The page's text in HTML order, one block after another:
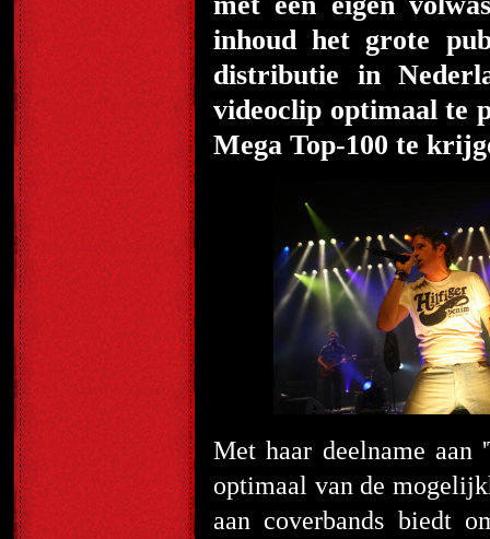
inhoud het grote
distributie in
videoclip optimaal te
Mega Top-100 te
Met haar deelname aan
optimaal van de
aan coverbands biedt